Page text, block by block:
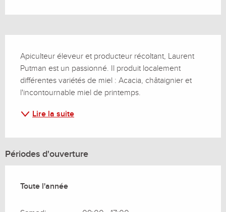
Apiculteur éleveur et producteur récoltant, Laurent
Putman est un passionné. Il produit localement
différentes variétés de miel : Acacia, châtaignier et
l'incontournable miel de printemps.
Lire la suite
Périodes d'ouverture
Toute l'année
Toute l'année